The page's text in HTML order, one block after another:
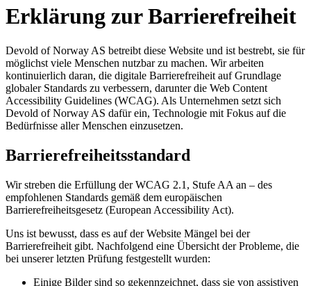
Erklärung zur Barrierefreiheit
Devold of Norway AS betreibt diese Website und ist bestrebt, sie für
möglichst viele Menschen nutzbar zu machen. Wir arbeiten
kontinuierlich daran, die digitale Barrierefreiheit auf Grundlage
globaler Standards zu verbessern, darunter die Web Content
Accessibility Guidelines (WCAG). Als Unternehmen setzt sich
Devold of Norway AS dafür ein, Technologie mit Fokus auf die
Bedürfnisse aller Menschen einzusetzen.
Barrierefreiheitsstandard
Wir streben die Erfüllung der WCAG 2.1, Stufe AA an – des
empfohlenen Standards gemäß dem europäischen
Barrierefreiheitsgesetz (European Accessibility Act).
Uns ist bewusst, dass es auf der Website Mängel bei der
Barrierefreiheit gibt. Nachfolgend eine Übersicht der Probleme, die
bei unserer letzten Prüfung festgestellt wurden:
Einige Bilder sind so gekennzeichnet, dass sie von assistiven